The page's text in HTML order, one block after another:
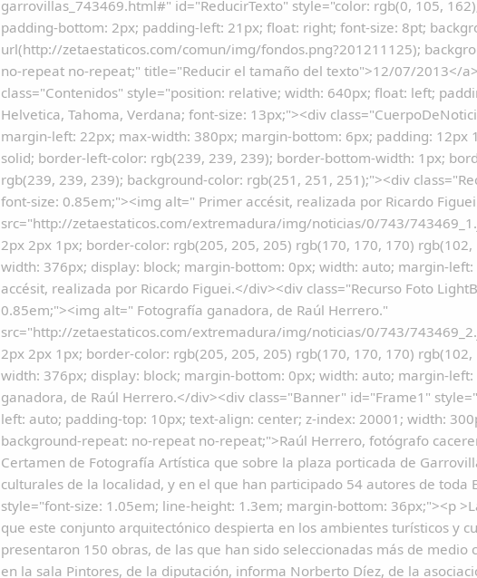
garrovillas_743469.html#" id="ReducirTexto" style="color: rgb(0, 105,
padding-bottom: 2px; padding-left: 21px; float: right; font-size: 8pt;
url(http://zetaestaticos.com/comun/img/fondos.png?201211125);
no-repeat no-repeat;" title="Reducir el tamaño del texto">12/07/2013</
class="Contenidos" style="position: relative; width: 640px; float: left;
Helvetica, Tahoma, Verdana; font-size: 13px;"><div
margin-left: 22px; max-width: 380px; margin-bottom: 6px; padding:
solid; border-left-color: rgb(239, 239, 239); border-bottom-width: 1px;
rgb(239, 239, 239); background-color: rgb(251, 251, 251);"><div
font-size: 0.85em;"><img alt=" Primer accésit, realizada por Ricardo
src="http://zetaestaticos.com/extremadura/img/noticias/0/743/
2px 2px 1px; border-color: rgb(205, 205, 205) rgb(170, 170, 170)
width: 376px; display: block; margin-bottom: 0px; width: auto; margin-
accésit, realizada por Ricardo Figuei.</div><div class="Recurso Foto
0.85em;"><img alt=" Fotografía ganadora, de Raúl Herrero."
src="http://zetaestaticos.com/extremadura/img/noticias/0/743/
2px 2px 1px; border-color: rgb(205, 205, 205) rgb(170, 170, 170)
width: 376px; display: block; margin-bottom: 0px; width: auto; margin-
ganadora, de Raúl Herrero.</div><div class="Banner" id="Frame1"
left: auto; padding-top: 10px; text-align: center; z-index: 20001; width:
background-repeat: no-repeat no-repeat;">Raúl Herrero, fotógrafo
Certamen de Fotografía Artística que sobre la plaza porticada de
culturales de la localidad, y en el que han participado 54 autores de
style="font-size: 1.05em; line-height: 1.3em; margin-bottom: 36px;"><p
que este conjunto arquitectónico despierta en los ambientes turísticos y
presentaron 150 obras, de las que han sido seleccionadas más de
en la sala Pintores, de la diputación, informa Norberto Díez, de la